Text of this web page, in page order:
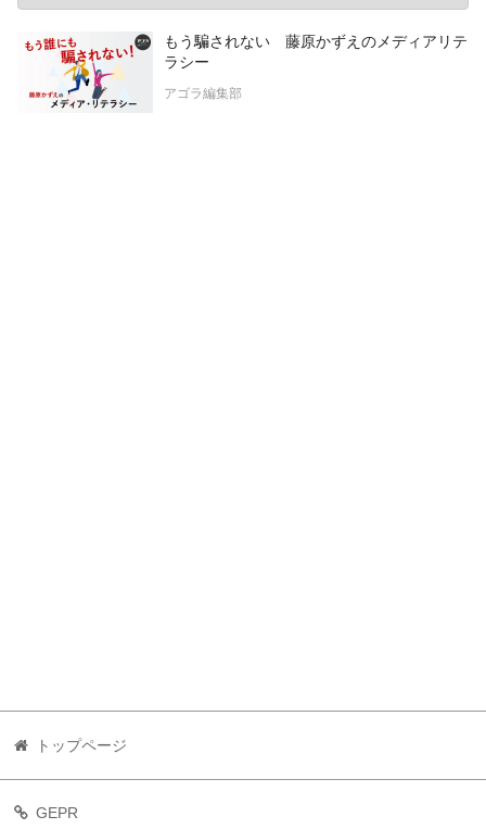
もう騙されない 藤原かずえのメディアリテ
ラシー
アゴラ編集部
トップページ
GEPR